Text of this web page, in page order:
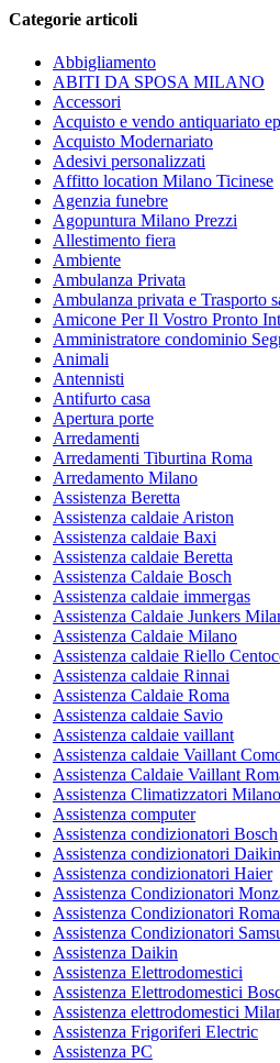
Categorie articoli
Abbigliamento
ABITI DA SPOSA MILANO
Accessori
Acquisto e vendo antiquariato
Acquisto Modernariato
Adesivi personalizzati
Affitto location Milano Ticinese
Agenzia funebre
Agopuntura Milano Prezzi
Allestimento fiera
Ambiente
Ambulanza Privata
Ambulanza privata e Trasporto
Amicone Per Il Vostro Pronto
Amministratore condominio
Animali
Antennisti
Antifurto casa
Apertura porte
Arredamenti
Arredamenti Tiburtina Roma
Arredamento Milano
Assistenza Beretta
Assistenza caldaie Ariston
Assistenza caldaie Baxi
Assistenza caldaie Beretta
Assistenza Caldaie Bosch
Assistenza caldaie immergas
Assistenza Caldaie Junkers
Assistenza Caldaie Milano
Assistenza caldaie Riello
Assistenza caldaie Rinnai
Assistenza Caldaie Roma
Assistenza caldaie Savio
Assistenza caldaie vaillant
Assistenza caldaie Vaillant
Assistenza Caldaie Vaillant
Assistenza Climatizzatori Milano
Assistenza computer
Assistenza condizionatori Bosch
Assistenza condizionatori Daikin
Assistenza condizionatori Haier
Assistenza Condizionatori
Assistenza Condizionatori Roma
Assistenza Condizionatori
Assistenza Daikin
Assistenza Elettrodomestici
Assistenza Elettrodomestici
Assistenza elettrodomestici
Assistenza Frigoriferi Electric
Assistenza PC